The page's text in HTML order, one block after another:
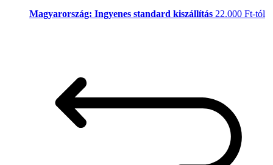
Magyarország: Ingyenes standard kiszállítás 22.000 Ft-tól